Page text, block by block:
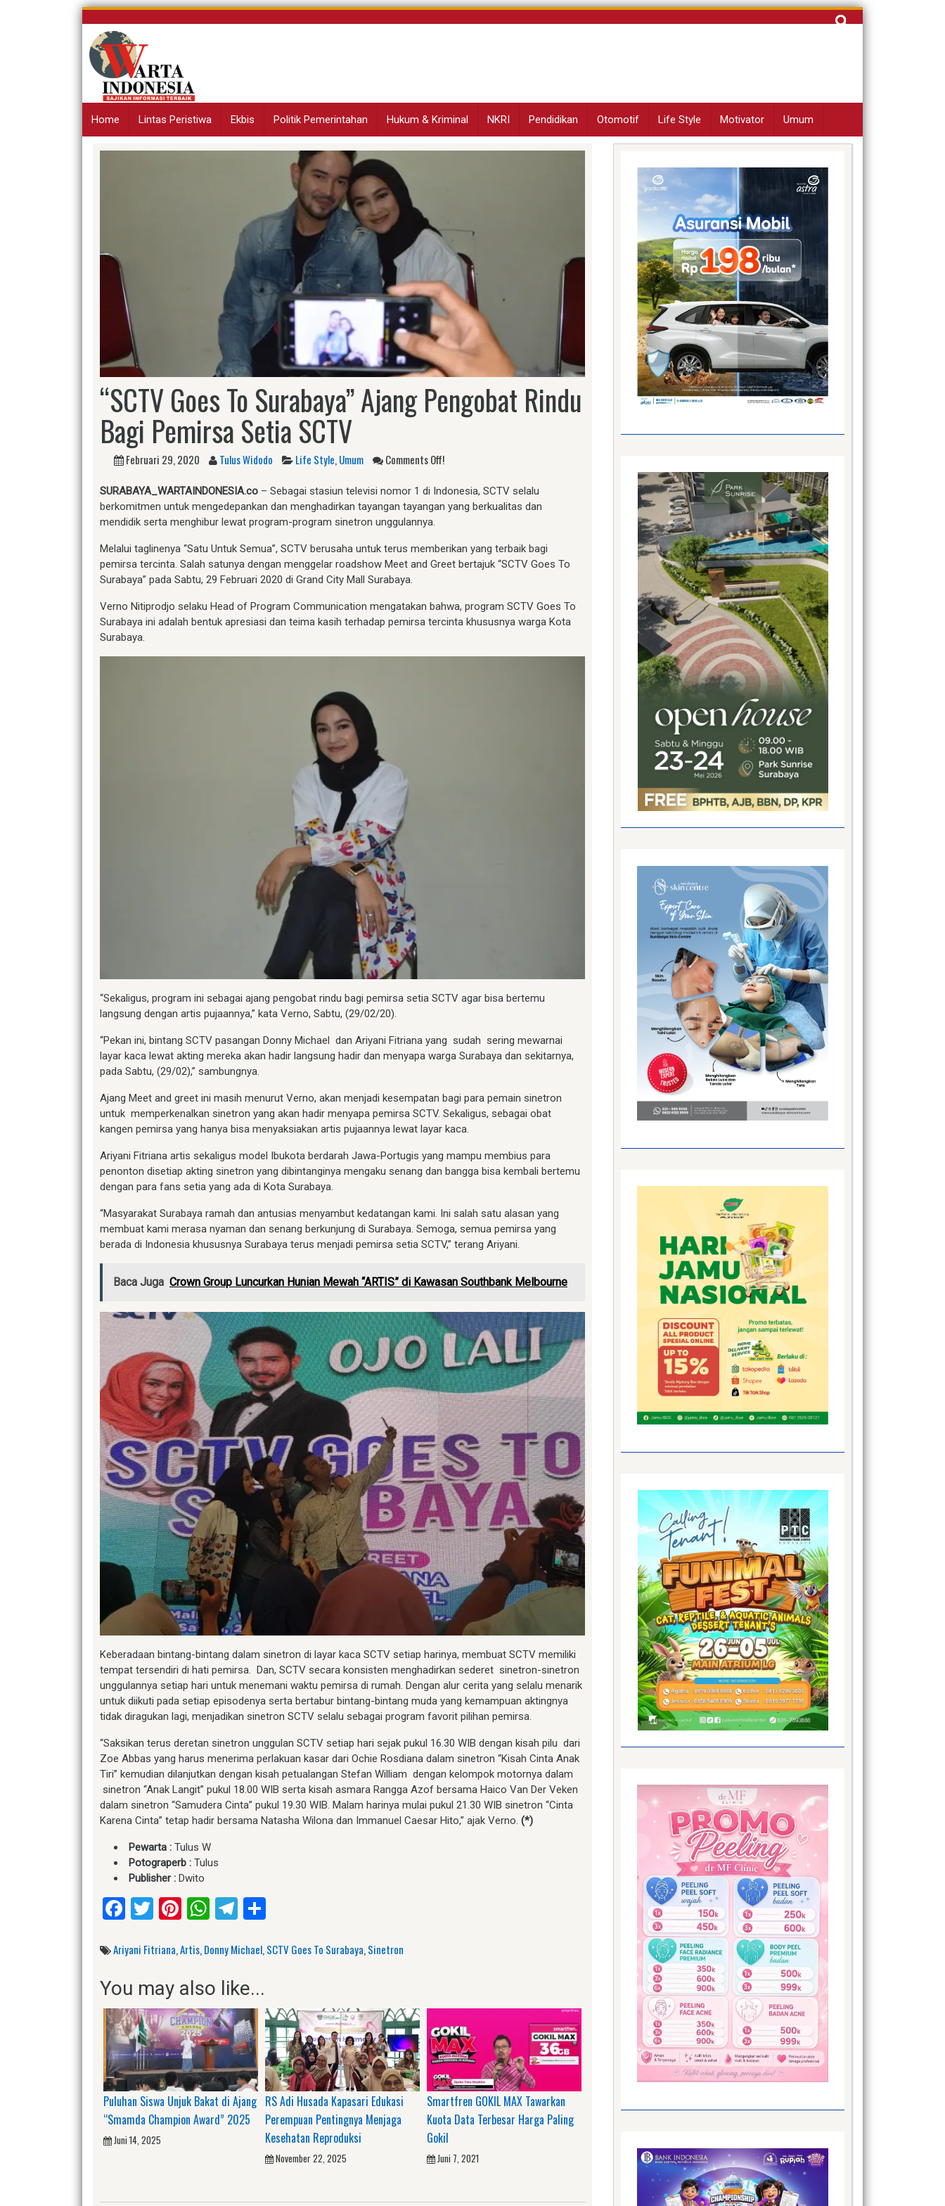
Skip
content
Cari
Home Lintas Peristiwa Ekbis Politik Pemerintahan Hukum & Kriminal NKRI Pendidikan Otomotif Life Style Motivator Umum
“SCTV Goes To Surabaya” Ajang Pengobat Rindu
Bagi Pemirsa Setia SCTV
Februari 29, 2020 Tulus Widodo Life Style,Umum Comments Off!
SURABAYA_WARTAINDONESIA.co – Sebagai stasiun televisi nomor 1 di Indonesia, SCTV selalu
berkomitmen untuk mengedepankan dan menghadirkan tayangan tayangan yang berkualitas dan
mendidik serta menghibur lewat program-program sinetron unggulannya.
Melalui taglinenya “Satu Untuk Semua”, SCTV berusaha untuk terus memberikan yang terbaik bagi
pemirsa tercinta. Salah satunya dengan menggelar roadshow Meet and Greet bertajuk “SCTV Goes To
Surabaya” pada Sabtu, 29 Februari 2020 di Grand City Mall Surabaya.
Verno Nitiprodjo selaku Head of Program Communication mengatakan bahwa, program SCTV Goes To
Surabaya ini adalah bentuk apresiasi dan teima kasih terhadap pemirsa tercinta khususnya warga Kota
Surabaya.
“Sekaligus, program ini sebagai ajang pengobat rindu bagi pemirsa setia SCTV agar bisa bertemu
langsung dengan artis pujaannya,” kata Verno, Sabtu, (29/02/20).
“Pekan ini, bintang SCTV pasangan Donny Michael dan Ariyani Fitriana yang sudah sering mewarnai
layar kaca lewat akting mereka akan hadir langsung hadir dan menyapa warga Surabaya dan sekitarnya,
pada Sabtu, (29/02),” sambungnya.
Ajang Meet and greet ini masih menurut Verno, akan menjadi kesempatan bagi para pemain sinetron
untuk memperkenalkan sinetron yang akan hadir menyapa pemirsa SCTV. Sekaligus, sebagai obat
kangen pemirsa yang hanya bisa menyaksiakan artis pujaannya lewat layar kaca.
Ariyani Fitriana artis sekaligus model Ibukota berdarah Jawa-Portugis yang mampu membius para
penonton disetiap akting sinetron yang dibintanginya mengaku senang dan bangga bisa kembali bertemu
dengan para fans setia yang ada di Kota Surabaya.
“Masyarakat Surabaya ramah dan antusias menyambut kedatangan kami. Ini salah satu alasan yang
membuat kami merasa nyaman dan senang berkunjung di Surabaya. Semoga, semua pemirsa yang
berada di Indonesia khususnya Surabaya terus menjadi pemirsa setia SCTV,” terang Ariyani.
Baca Juga Crown Group Luncurkan Hunian Mewah “ARTIS” di Kawasan Southbank Melbourne
Keberadaan bintang-bintang dalam sinetron di layar kaca SCTV setiap harinya, membuat SCTV memiliki
tempat tersendiri di hati pemirsa. Dan, SCTV secara konsisten menghadirkan sederet sinetron-sinetron
unggulannya setiap hari untuk menemani waktu pemirsa di rumah. Dengan alur cerita yang selalu menarik
untuk diikuti pada setiap episodenya serta bertabur bintang-bintang muda yang kemampuan aktingnya
tidak diragukan lagi, menjadikan sinetron SCTV selalu sebagai program favorit pilihan pemirsa.
“Saksikan terus deretan sinetron unggulan SCTV setiap hari sejak pukul 16.30 WIB dengan kisah pilu dari
Zoe Abbas yang harus menerima perlakuan kasar dari Ochie Rosdiana dalam sinetron “Kisah Cinta Anak
Tiri” kemudian dilanjutkan dengan kisah petualangan Stefan William dengan kelompok motornya dalam
sinetron “Anak Langit” pukul 18.00 WIB serta kisah asmara Rangga Azof bersama Haico Van Der Veken
dalam sinetron “Samudera Cinta” pukul 19.30 WIB. Malam harinya mulai pukul 21.30 WIB sinetron “Cinta
Karena Cinta” tetap hadir bersama Natasha Wilona dan Immanuel Caesar Hito,” ajak Verno. (*)
Pewarta : Tulus W
Potograperb : Tulus
Publisher : Dwito
Facebook
Twitter
Pinterest
WhatsApp
Telegram
Ariyani Fitriana,Artis,Donny Michael,SCTV Goes To Surabaya,Sinetron
You may also like...
Puluhan Siswa Unjuk Bakat di Ajang
“Smamda Champion Award” 2025
Juni 14, 2025
RS Adi Husada Kapasari Edukasi
Perempuan Pentingnya Menjaga
Kesehatan Reproduksi
November 22, 2025
Smartfren GOKIL MAX Tawarkan
Kuota Data Terbesar Harga Paling
Gokil
Juni 7, 2021